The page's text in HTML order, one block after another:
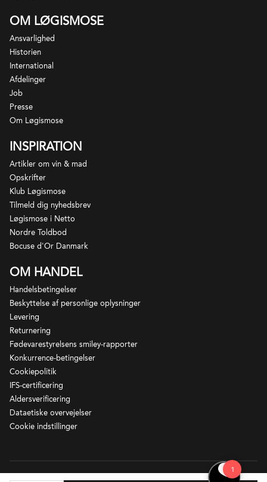
Giorgio Rivettis nærmest magiske trylleri først med
Moscato, siden med Barbera og nu også med
skal lagre min 2 år hvoraf et af dem skal være på fad.
OM LØGISMOSE
Ansvarlighed
Historien
International
Afdelinger
Job
Presse
Om Løgismose
INSPIRATION
Artikler om vin & mad
Opskrifter
Klub Løgismose
Tilmeld dig nyhedsbrev
Løgismose i Netto
Nordre Toldbod
Bocuse d'Or Danmark
OM HANDEL
Handelsbetingelser
Beskyttelse af personlige oplysninger
Levering
Returnering
Fødevarestyrelsens smiley-rapporter
Konkurrence-betingelser
Cookiepolitik
IFS-certificering
Aldersverificering
Dataetiske overvejelser
Cookie indstillinger